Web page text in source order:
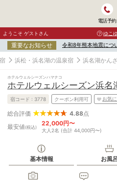
電話予約
ようこそ ゲストさん ゆこ
重要なお知らせ 令和8年熊本地震につ
浜松・浜名湖の温泉宿 浜名湖かん
ホテルウェルシーズンハマナコ
ホテルウェルシーズン浜名
宿コード : 3778 クーポン利用可 お気
総合評価 4.88点
最安値(税込)
22,000円〜
大人2名 (合計 44,000円〜)
基本情報 お風